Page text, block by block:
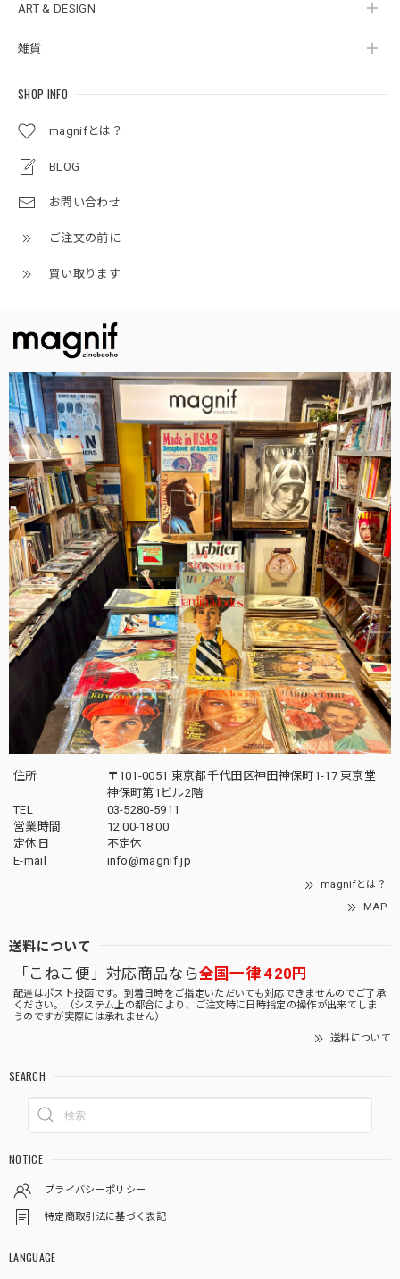
ART & DESIGN
雑貨
SHOP INFO
magnifとは？
BLOG
お問い合わせ
ご注文の前に
買い取ります
住所
〒101-0051 東京都千代田区神田神保町1-17 東京堂
神保町第1ビル2階
TEL
03-5280-5911
営業時間
12:00-18:00
定休日
不定休
E-mail
info@magnif.jp
magnifとは？
MAP
送料について
「こねこ便」対応商品なら全国一律 420円
配達はポスト投函です。到着日時をご指定いただいても対応できませんのでご了承
ください。（システム上の都合により、ご注文時に日時指定の操作が出来てしま
うのですが実際には承れません）
送料について
SEARCH
NOTICE
プライバシーポリシー
特定商取引法に基づく表記
LANGUAGE